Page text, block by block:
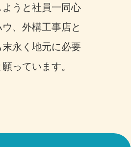
うと社員一同心
、外構工事店と
永く地元に必要
っています。